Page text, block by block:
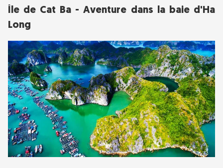
Île de Cat Ba - Aventure dans la baie d'Ha
Long